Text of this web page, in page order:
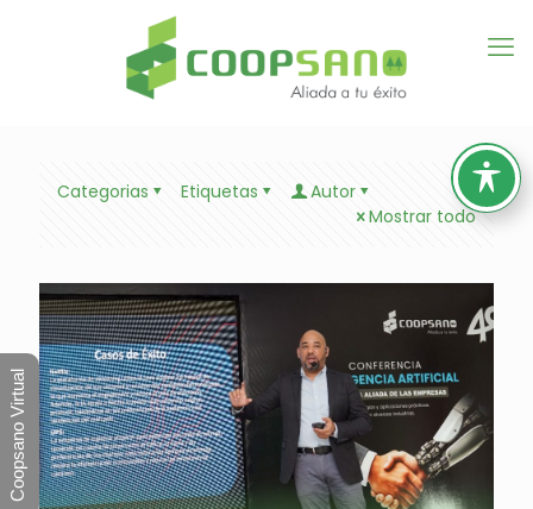
Categorias Etiquetas
Autor
Mostrar todo
Coopsano Virtual